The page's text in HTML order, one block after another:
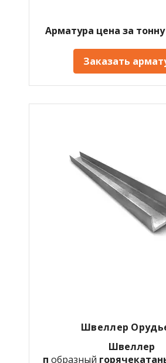
Арматура цена за тонну
Заказать
Швеллер
Швеллер
п образный